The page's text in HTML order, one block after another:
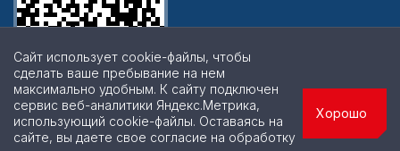
Сайт использует cookie-файлы, чтобы
сделать ваше пребывание на нем
максимально удобным. К cайту подключен
сервис веб-аналитики Яндекс.Метрика,
использующий cookie-файлы. Оставаясь на
сайте, вы даете свое согласие на обработку
Хорошо